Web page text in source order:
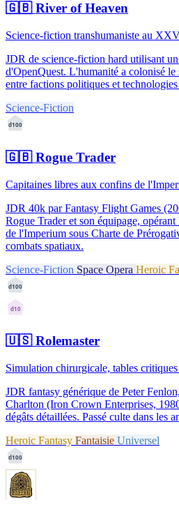
🇬🇧River of Heaven
Science-fiction transhumaniste au
JDR de science-fiction hard utilisant
d'OpenQuest. L'humanité a colonisé le
entre factions politiques et
Science-Fiction
d100
🇬🇧Rogue Trader
Capitaines libres aux confins de
JDR 40k par Fantasy Flight Games
Rogue Trader et son équipage,
de l'Imperium sous Charte de
combats spatiaux.
Science-Fiction Space Opera Heroic
d100
d10
🇺🇸Rolemaster
Simulation chirurgicale, tables
JDR fantasy générique de Peter
Charlton (Iron Crown Enterprises,
dégâts détaillées. Passé culte dans les
Heroic Fantasy Fantaisie Universel
d100